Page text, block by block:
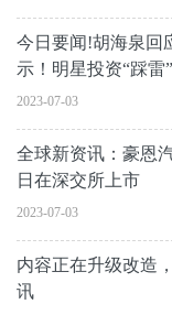
今日要闻!胡海泉回
示！明星投资“踩雷
2023-07-03
全球新资讯：豪恩
日在深交所上市
2023-07-03
内容正在升级改造
讯